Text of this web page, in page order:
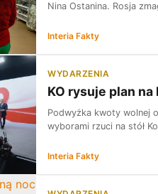
Nina Ostanina. Rosja
Interia Fakty
WYDARZENIA
KO rysuje plan
Podwyżka kwoty wolnej
wyborami rzuci na stół
Interia Fakty